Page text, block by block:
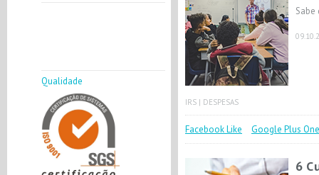
Qualidade
Sabe
IRS | DESPESAS
Facebook Like Google Plus One
6